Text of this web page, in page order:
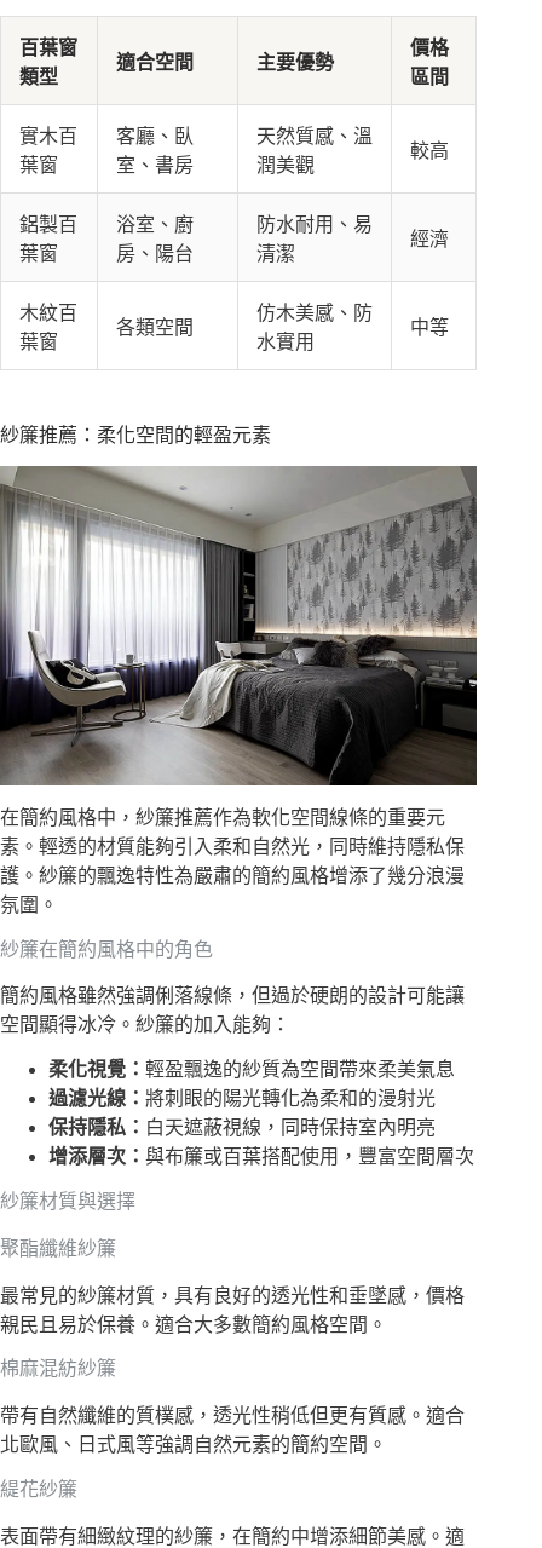
百葉窗
類型
適合空間 主要優勢
價格
區間
實木百
葉窗
客廳、臥
室、書房
天然質感、溫
潤美觀
較高
鋁製百
葉窗
浴室、廚
房、陽台
防水耐用、易
清潔
經濟
木紋百
葉窗
各類空間
仿木美感、防
水實用
中等
紗簾推薦：柔化空間的輕盈元素
在簡約風格中，紗簾推薦作為軟化空間線條的重要元
素。輕透的材質能夠引入柔和自然光，同時維持隱私保
護。紗簾的飄逸特性為嚴肅的簡約風格增添了幾分浪漫
氛圍。
紗簾在簡約風格中的角色
簡約風格雖然強調俐落線條，但過於硬朗的設計可能讓
空間顯得冰冷。紗簾的加入能夠：
柔化視覺： 輕盈飄逸的紗質為空間帶來柔美氣息
過濾光線： 將刺眼的陽光轉化為柔和的漫射光
保持隱私： 白天遮蔽視線，同時保持室內明亮
增添層次： 與布簾或百葉搭配使用，豐富空間層次
紗簾材質與選擇
聚酯纖維紗簾
最常見的紗簾材質，具有良好的透光性和垂墜感，價格
親民且易於保養。適合大多數簡約風格空間。
棉麻混紡紗簾
帶有自然纖維的質樸感，透光性稍低但更有質感。適合
北歐風、日式風等強調自然元素的簡約空間。
緹花紗簾
表面帶有細緻紋理的紗簾，在簡約中增添細節美感。適